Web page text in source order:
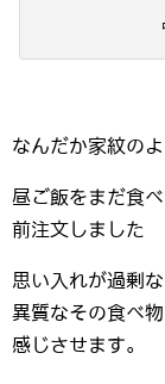
なんだか家紋の
昼ご飯をまだ食
前注文しました
思い入れが過剰
異質なその食べ
感じさせます。